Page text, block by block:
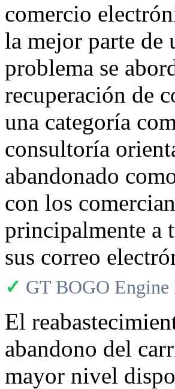
comercio
la mejor parte de
problema se
recuperación de
una categoría
consultoría
abandonado
con los
principalmente a
sus correo
✓ GT BOGO Engine
El
abandono del
mayor nivel